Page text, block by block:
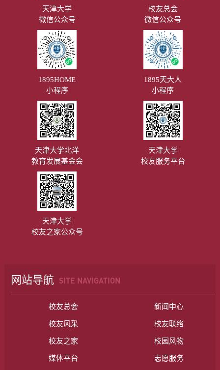
天津大学
微信公众号
校友总会
微信公众号
1895HOME
小程序
1895天大人
小程序
天津大学北洋
教育发展基金会
天津大学
校友服务平台
天津大学
校友之家公众号
网站导航 SITE NAVIGATION
校友总会 新闻中心
校友风采 校友联络
校友之家 校园风物
媒体平台 志愿服务